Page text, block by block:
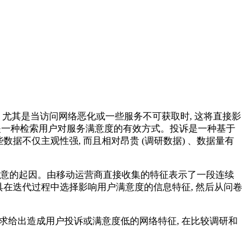
其是当访问网络恶化或一些服务不可获取时, 这将直接影
种检索用户对服务满意度的有效方式。投诉是一种基于
据不仅主观性强, 而且相对昂贵 (调研数据) 、数据量有
的起因。由移动运营商直接收集的特征表示了一段连续
迭代过程中选择影响用户满意度的信息特征, 然后从问卷
出造成用户投诉或满意度低的网络特征, 在比较调研和